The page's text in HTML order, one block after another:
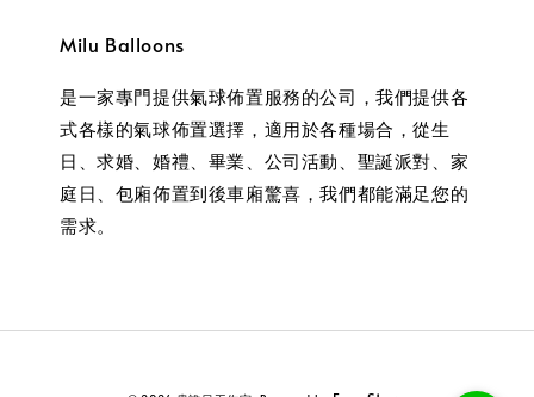
Milu Balloons
是一家專門提供氣球佈置服務的公司，我們提供各
式各樣的氣球佈置選擇，適用於各種場合，從生
日、求婚、婚禮、畢業、公司活動、聖誕派對、家
庭日、包廂佈置到後車廂驚喜，我們都能滿足您的
需求。